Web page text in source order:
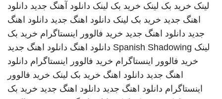
لینک خرید بک لینک خرید بک لینک دانلود آهنگ جدید دانلود
اهنگ جدید خرید بک لینک دانلود اهنگ جدید دانلود اهنگ
جدید دانلود اهنگ جدید خرید فالوور اینستاگرام خرید بک
لینک Spanish Shadowing دانلود اهنگ دانلود اهنگ جدید
خرید فالوور اینستاگرام خرید فالوور اینستاگرام دانلود
اهنگ جدید دانلود اهنگ خرید بک لینک خرید فالوور
اینستاگرام دانلود اهنگ جدید دانلود اهنگ جدید خرید بک